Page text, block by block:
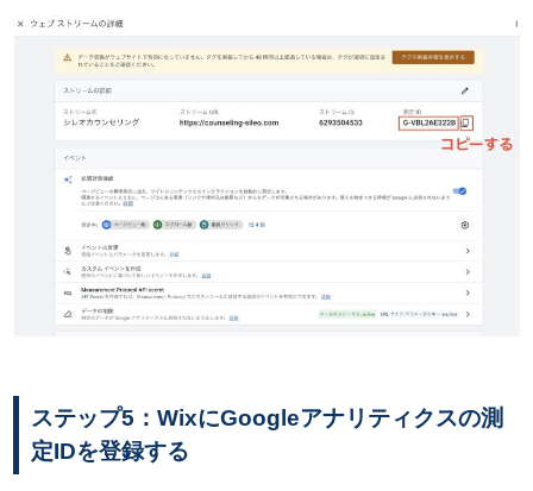
ステップ5：WixにGoogleアナリティクスの測
定IDを登録する